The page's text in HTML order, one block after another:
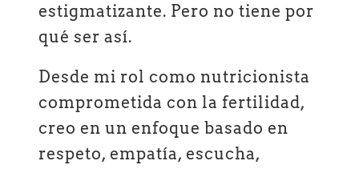
estigmatizante. Pero no tiene por
qué ser así.
Desde mi rol como nutricionista
comprometida con la fertilidad,
creo en un enfoque basado en
respeto, empatía, escucha,